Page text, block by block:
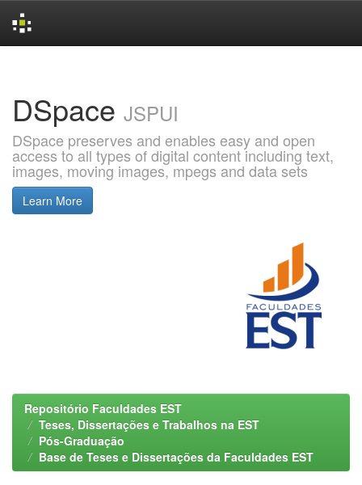
DSpace JSPUI
DSpace preserves and enables easy and open
access to all types of digital content including text,
images, moving images, mpegs and data sets
Learn More
Repositório Faculdades EST
Teses, Dissertações e Trabalhos na EST
Pós-Graduação
Base de Teses e Dissertações da Faculdades EST